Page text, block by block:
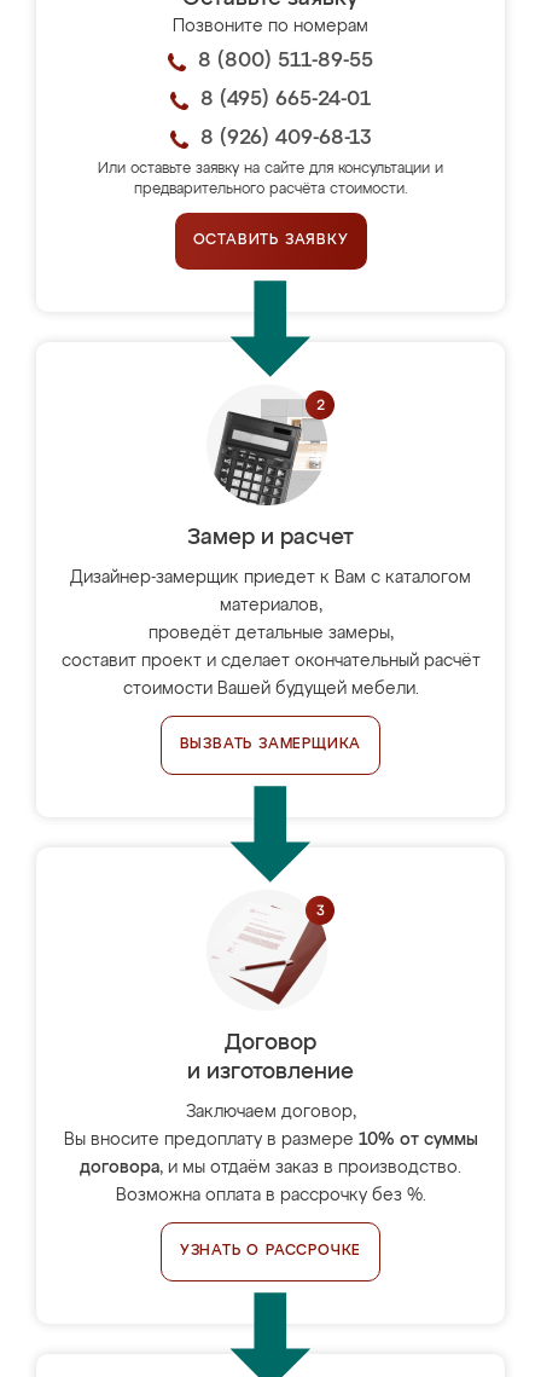
Позвоните по номерам
8 (800) 511-89-55
8 (495) 665-24-01
8 (926) 409-68-13
Или оставьте заявку на сайте для консультации и
предварительного расчёта стоимости.
ОСТАВИТЬ ЗАЯВКУ
Замер и расчет
Дизайнер-замерщик приедет к Вам с каталогом
материалов,
проведёт детальные замеры,
составит проект и сделает окончательный расчёт
стоимости Вашей будущей мебели.
ВЫЗВАТЬ ЗАМЕРЩИКА
Договор
и изготовление
Заключаем договор,
Вы вносите предоплату в размере 10% от суммы
договора, и мы отдаём заказ в производство.
Возможна оплата в рассрочку без %.
УЗНАТЬ О РАССРОЧКЕ